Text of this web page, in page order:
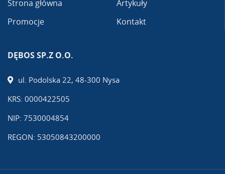
Strona główna
Promocje
Artykuły
Kontakt
DĘBOS SP.Z O.O.
ul. Podolska 22, 48-300 Nysa
KRS: 0000422505
NIP: 7530004854
REGON: 53050843200000